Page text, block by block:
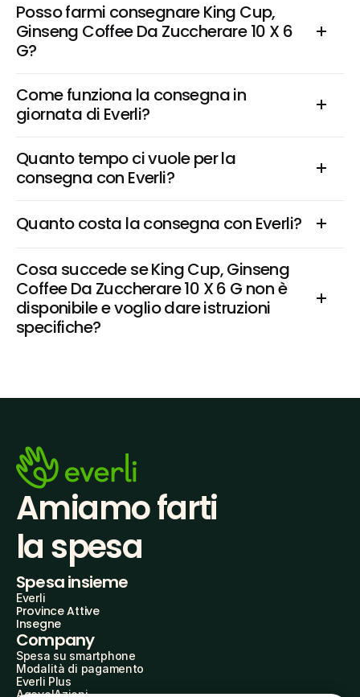
Posso farmi consegnare King Cup,
Ginseng Coffee Da Zuccherare 10 X 6
G?
Come funziona la consegna in
giornata di Everli?
Quanto tempo ci vuole per la
consegna con Everli?
Quanto costa la consegna con Everli?
Cosa succede se King Cup, Ginseng
Coffee Da Zuccherare 10 X 6 G non è
disponibile e voglio dare istruzioni
specifiche?
Amiamo farti
la spesa
Spesa insieme
Everli
Province Attive
Insegne
Company
Spesa su smartphone
Modalità di pagamento
Everli Plus
AgevolAzioni